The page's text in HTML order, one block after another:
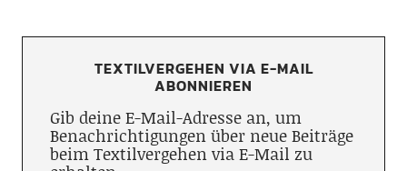
TEXTILVERGEHEN VIA E-MAIL
ABONNIEREN
Gib deine E-Mail-Adresse an, um
Benachrichtigungen über neue Beiträge
beim Textilvergehen via E-Mail zu